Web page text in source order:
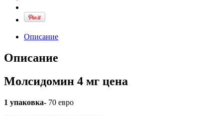
Описание
Описание
Молсидомин 4 мг цена
1 упаковка- 70 евро